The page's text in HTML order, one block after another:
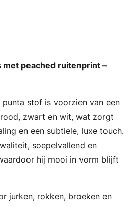
met peached ruitenprint –
stof is voorzien van een
zwart en wit, wat zorgt
en een subtiele, luxe touch.
soepelvallend en
hij mooi in vorm blijft
jurken, rokken, broeken en